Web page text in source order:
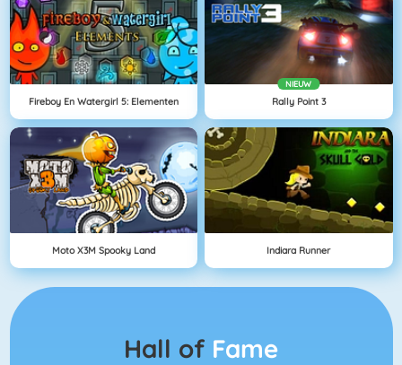
Fireboy En Watergirl 5: Elementen
NIEUW
Rally Point 3
Moto X3M Spooky Land Indiara Runner
Hall of Fame